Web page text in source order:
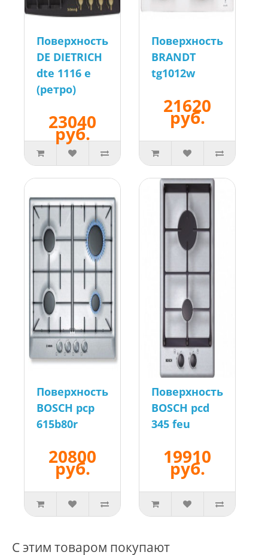
Поверхность
DE DIETRICH
dte 1116 e
(ретро)
23040
руб.
Поверхность
BRANDT
tg1012w
21620
руб.
Поверхность
BOSCH pcp
615b80r
20800
руб.
Поверхность
BOSCH pcd
345 feu
19910
руб.
С этим товаром покупают